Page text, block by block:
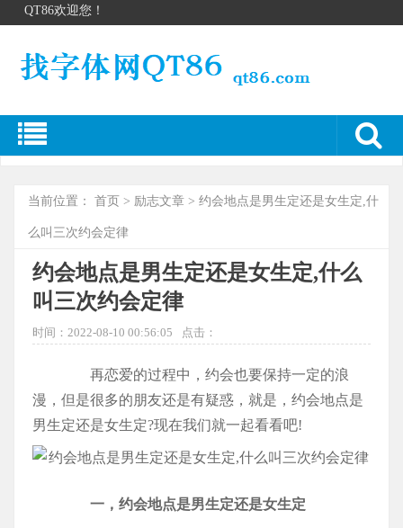
QT86欢迎您！
当前位置： 首页 > 励志文章 > 约会地点是男生定还是女生定,什
么叫三次约会定律
约会地点是男生定还是女生定,什么
叫三次约会定律
时间：2022-08-10 00:56:05 点击：
再恋爱的过程中，约会也要保持一定的浪
漫，但是很多的朋友还是有疑惑，就是，约会地点是
男生定还是女生定?现在我们就一起看看吧!
一，约会地点是男生定还是女生定